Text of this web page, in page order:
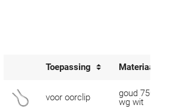
Toepassing Materiaal
voor oorclip
goud 750/-
wg wit